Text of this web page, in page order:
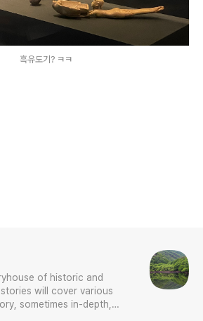
흑유도기? ㅋㅋ
of historic and
will cover various
sometimes in-depth,